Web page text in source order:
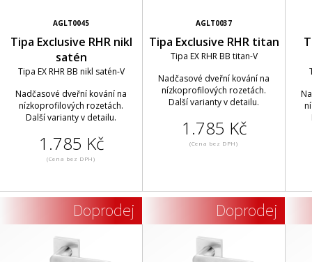
AGLT0045
Tipa Exclusive RHR nikl
satén
Tipa EX RHR BB nikl satén-V
Nadčasové dveřní kování na
nízkoprofilových rozetách.
Další varianty v detailu.
1.785 Kč
(Cena bez DPH)
AGLT0037
Tipa Exclusive RHR titan
Tipa EX RHR BB titan-V
Nadčasové dveřní kování na
nízkoprofilových rozetách.
Další varianty v detailu.
1.785 Kč
(Cena bez DPH)
Doprodej Doprodej